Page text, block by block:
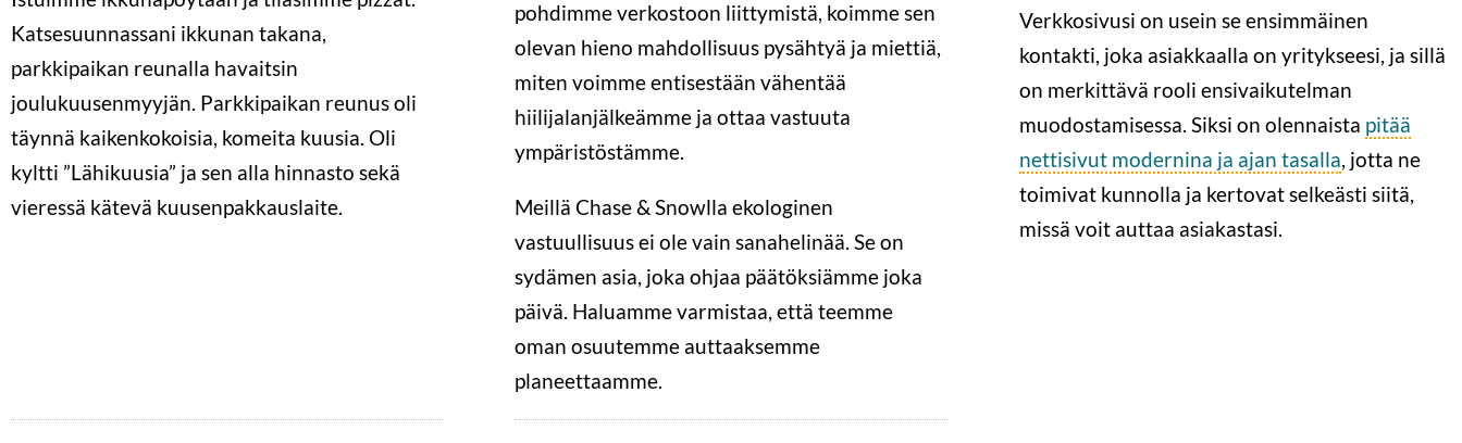
Katsesuunnassani ikkunan takana,
parkkipaikan reunalla havaitsin
joulukuusenmyyjän. Parkkipaikan reunus oli
täynnä kaikenkokoisia, komeita kuusia. Oli
kyltti ”Lähikuusia” ja sen alla hinnasto sekä
vieressä kätevä kuusenpakkauslaite.
pohdimme verkostoon liittymistä, koimme sen
olevan hieno mahdollisuus pysähtyä ja miettiä,
miten voimme entisestään vähentää
hiilijalanjälkeämme ja ottaa vastuuta
ympäristöstämme.
Meillä Chase & Snowlla ekologinen
vastuullisuus ei ole vain sanahelinää. Se on
sydämen asia, joka ohjaa päätöksiämme joka
päivä. Haluamme varmistaa, että teemme
oman osuutemme auttaaksemme
planeettaamme.
Verkkosivusi on usein se ensimmäinen
kontakti, joka asiakkaalla on yritykseesi, ja sillä
on merkittävä rooli ensivaikutelman
muodostamisessa. Siksi on olennaista pitää
nettisivut modernina ja ajan tasalla , jotta ne
toimivat kunnolla ja kertovat selkeästi siitä,
missä voit auttaa asiakastasi.